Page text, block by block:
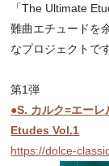
「The Ultimate
難曲エチュードを
なプロジェクトです
第1弾
●S. カルク=エー
Etudes Vol.1
https://dolce-